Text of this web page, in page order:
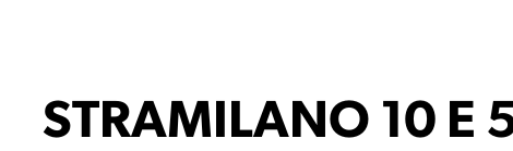
STRAMILANO 10 E